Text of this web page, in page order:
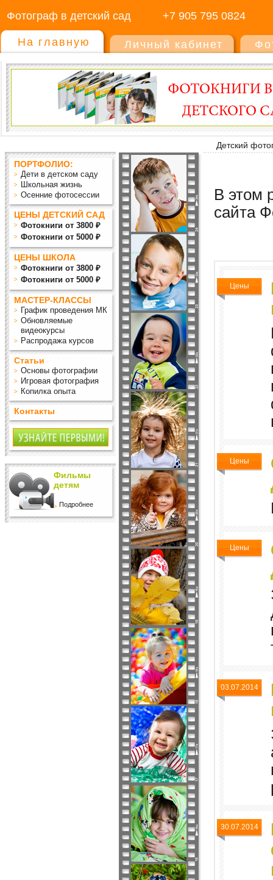
Фотограф в детский сад +7 905 795 0824
На главную Личный кабинет
Детский
ПОРТФОЛИО:
Дети в детском саду
Школьная жизнь
Осенние фотосессии
ЦЕНЫ ДЕТСКИЙ САД
Фотокниги от 3800 ₽
Фотокниги от 5000 ₽
ЦЕНЫ ШКОЛА
Фотокниги от 3800 ₽
Фотокниги от 5000 ₽
МАСТЕР-КЛАССЫ
График проведения МК
Обновляемые
видеокурсы
Распродажа курсов
Статьи
Основы фотографии
Игровая фотография
Копилка опыта
Контакты
Фильмы
детям
Подробнее
В этом
сайта
Цены
Цены
Цены
03.07.2014
30.07.2014